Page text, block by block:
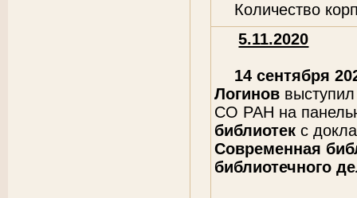
Количество
5.11.2020
14 сентября
Логинов
СО РАН на
библиотек с
Современная
библиотечного